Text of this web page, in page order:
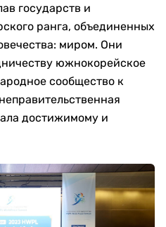
государств и
ранга, объединенных
миром. Они
южнокорейское
сообщество к
достижимому и